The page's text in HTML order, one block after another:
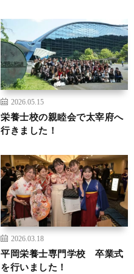
2026.05.15
栄養士校の親睦会で太宰府へ
行きました！
2026.03.18
平岡栄養士専門学校 卒業式
を行いました！